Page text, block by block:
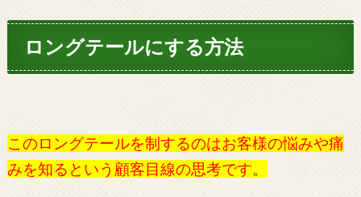
ロングテールにする方法
このロングテールを制するのはお客様の悩みや痛
みを知るという顧客目線の思考です。